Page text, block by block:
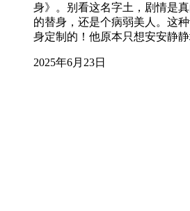
身》。别看这名字土，剧情是
的替身，还是个病弱美人。这
身定制的！他原本只想安安静
2025年6月23日